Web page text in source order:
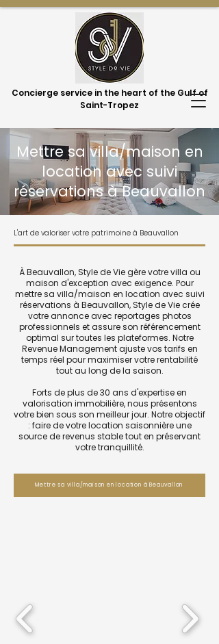
Concierge service in the heart of the Gulf of
Saint-Tropez
Mettre sa villa/maison en
location avec suivi
réservations à Beauvallon
L'art de valoriser votre patrimoine à Beauvallon
À Beauvallon, Style de Vie gère votre villa ou
maison d'exception avec exigence. Pour
mettre sa villa/maison en location avec suivi
réservations à Beauvallon, Style de Vie crée
votre annonce avec reportages photos
professionnels et assure son référencement
optimal sur toutes les plateformes. Notre
Revenue Management ajuste vos tarifs en
temps réel pour maximiser votre rentabilité
tout au long de la saison.
Forts de plus de 30 ans d'expertise en
valorisation immobilière, nous présentons
votre bien sous son meilleur jour. Notre objectif
: faire de votre location saisonnière une
source de revenus stable tout en préservant
votre tranquillité.
Mettre sa villa/maison en location à Beauvallon